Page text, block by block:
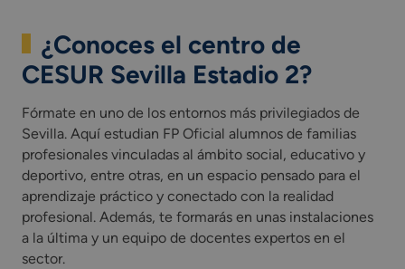
¿Conoces el centro de
CESUR Sevilla Estadio 2?
Fórmate en uno de los entornos más privilegiados de
Sevilla. Aquí estudian FP Oficial alumnos de familias
profesionales vinculadas al ámbito social, educativo y
deportivo, entre otras, en un espacio pensado para el
aprendizaje práctico y conectado con la realidad
profesional. Además, te formarás en unas instalaciones
a la última y un equipo de docentes expertos en el
sector.